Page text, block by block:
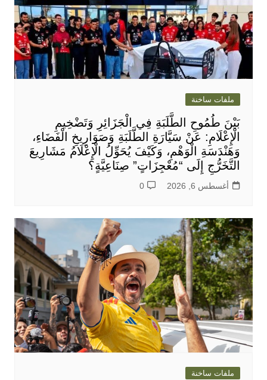
ملفات ساخنة
بَيْنَ طُمُوحِ الطَّلَبَةِ فِي الْجَزَائِرِ وَتَضْخِيمِ
الْإِعْلَامِ: عَنْ سَيَّارَةِ الطَّلَبَةِ وَصَوَارِيخِ الْفَضَاءِ،
وَهَنْدَسَةِ الْوَهْمِ، وَكَيْفَ يُحَوِّلُ الْإِعْلَامُ مَشَارِيعَ
التَّخَرُّجِ إِلَى “مُعْجِزَاتٍ” صِنَاعِيَّةٍ؟
أغسطس 6, 2026 0
ملفات ساخنة